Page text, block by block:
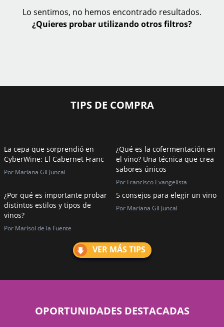
Lo sentimos, no hemos encontrado resultados.
¿Quieres probar utilizando otros filtros?
TIPS DE COMPRA
La cepa que sorprendió en
CyberWine: El Cabernet Franc
Por Mariana Gil Juncal
¿Qué es la cofermentación en
el vino? Una técnica que crea
sabores únicos
Por Francisco Evangelista
¿Por qué es importante probar
distintos estilos y tipos de
vinos?
Por Marisol de la Fuente
5 consejos para elegir un vino
Por Mariana Gil Juncal
VER MÁS TIPS
OPORTUNIDADES DESTACADAS